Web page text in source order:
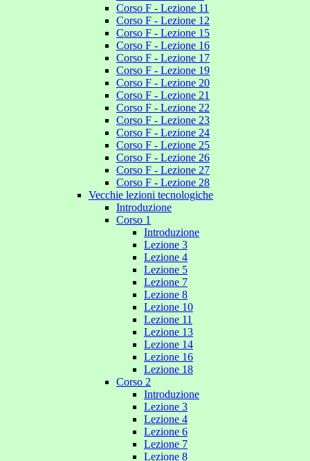
Corso F - Lezione 11
Corso F - Lezione 12
Corso F - Lezione 15
Corso F - Lezione 16
Corso F - Lezione 17
Corso F - Lezione 19
Corso F - Lezione 20
Corso F - Lezione 21
Corso F - Lezione 22
Corso F - Lezione 23
Corso F - Lezione 24
Corso F - Lezione 25
Corso F - Lezione 26
Corso F - Lezione 27
Corso F - Lezione 28
Vecchie lezioni tecnologiche
Introduzione
Corso 1
Introduzione
Lezione 3
Lezione 4
Lezione 5
Lezione 7
Lezione 8
Lezione 10
Lezione 11
Lezione 13
Lezione 14
Lezione 16
Lezione 18
Corso 2
Introduzione
Lezione 3
Lezione 4
Lezione 6
Lezione 7
Lezione 8